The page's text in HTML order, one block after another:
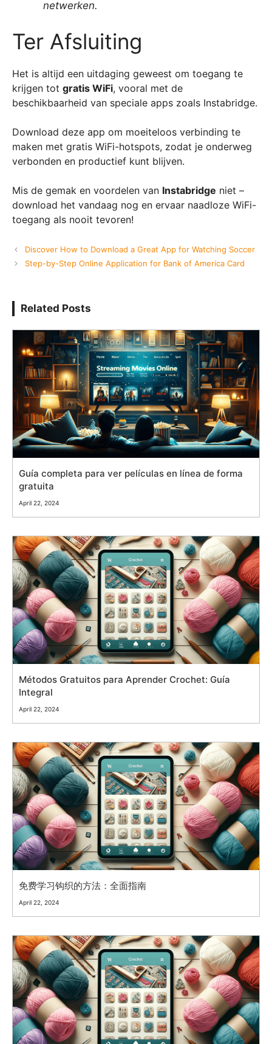
netwerken.
Ter Afsluiting
Het is altijd een uitdaging geweest om toegang te
krijgen tot gratis WiFi, vooral met de
beschikbaarheid van speciale apps zoals Instabridge.
Download deze app om moeiteloos verbinding te
maken met gratis WiFi-hotspots, zodat je onderweg
verbonden en productief kunt blijven.
Mis de gemak en voordelen van Instabridge niet –
download het vandaag nog en ervaar naadloze WiFi-
toegang als nooit tevoren!
Discover How to Download a Great App for Watching Soccer
Step-by-Step Online Application for Bank of America Card
Related Posts
Guía completa para ver películas en línea de forma
gratuita
April 22, 2024
Métodos Gratuitos para Aprender Crochet: Guía
Integral
April 22, 2024
免费学习钩织的方法：全面指南
April 22, 2024